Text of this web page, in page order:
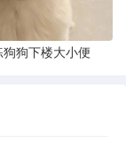
狗狗下楼大小便